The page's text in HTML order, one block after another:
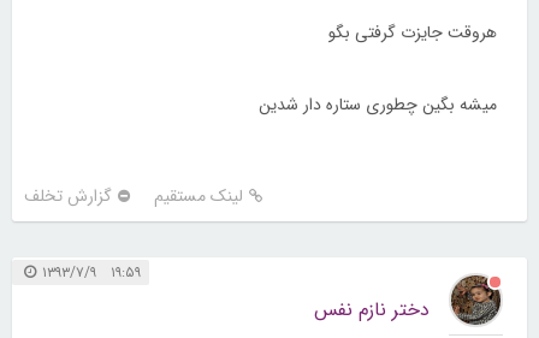
هروقت جایزت گرفتی بگو
میشه بگین چطوری ستاره دار شدین
لینک مستقیم گزارش تخلف
۱۹:۵۹ ۱۳۹۳/۷/۹
دختر نازم نفس